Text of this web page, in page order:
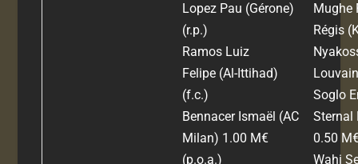
Lopez Pau (Gérone)
(r.p.)
Ramos Luiz
Felipe (Al-Ittihad)
(f.c.)
Bennacer Ismaël (AC
Milan) 1.00 M€
(p.o.a.)
Mughe
Régis
Soglo
Sternal
0.50
Wahi